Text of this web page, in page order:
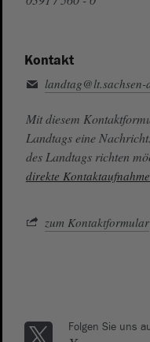
Kontakt
landtag@lt.sachsen-
Mit diesem
Landtags eine
des Landtags richten
direkte
zum Kontaktformular
Folgen Sie uns